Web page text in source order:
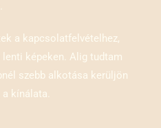
a kapcsolatfelvételhez,
képeken. Alig tudtam
szebb alkotása kerüljön
a kínálata.